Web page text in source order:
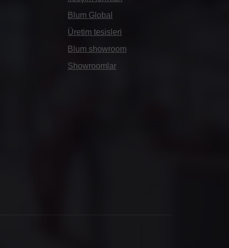
Blum Global
Üretim tesisleri
Blum showroom
Showroomlar